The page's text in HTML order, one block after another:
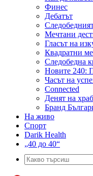
Финес
Дебатът
Мечтани
Гласът на
Квадратни
Следобедна
Новите 240:
Часът на
Connected
Денят на
Бранд
На живо
Спорт
Darik Health
„40 до 40“